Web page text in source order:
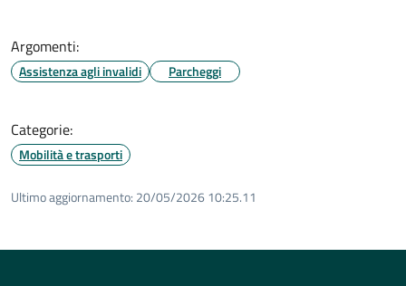
Argomenti:
Assistenza agli invalidi Parcheggi
Categorie:
Mobilità e trasporti
Ultimo aggiornamento: 20/05/2026 10:25.11